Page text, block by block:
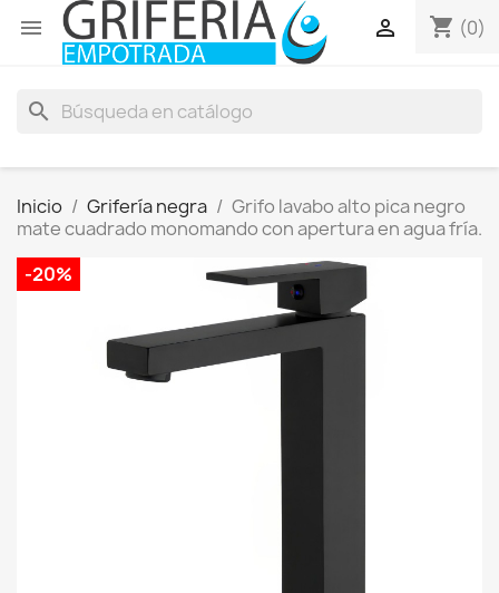
 shopping_cart (0)

search
Inicio Grifería negra
Grifo lavabo alto pica negro
mate cuadrado monomando con apertura en agua fría.
-20%